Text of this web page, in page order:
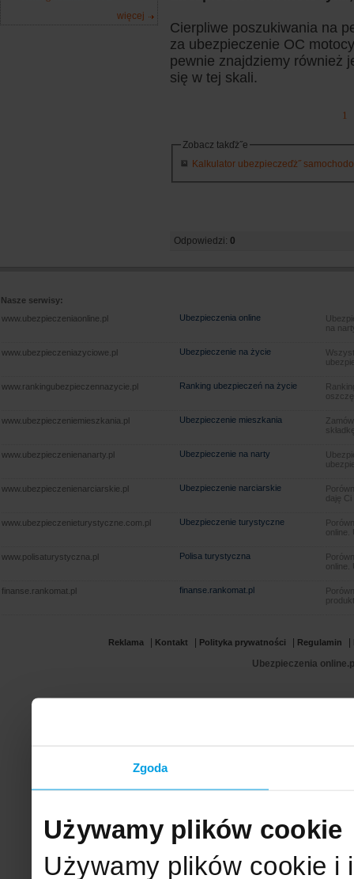
Zgoda
Używamy plików cookie
Używamy plików cookie i
więcej
Cierpliwe poszukiwania na
za ubezpieczenie OC
pewnie znajdziemy również
się w tej skali.
1
Zobacz takďż˝e
Kalkulator ubezpieczeďż˝
Odpowiedzi: 0
Nasze serwisy:
www.ubezpieczeniaonline.pl
Ubezpieczenia online
na
www.ubezpieczeniazyciowe.pl Ubezpieczenie na życie
www.rankingubezpieczennazycie.pl Ranking ubezpieczeń na życie
www.ubezpieczeniemieszkania.pl Ubezpieczenie mieszkania
www.ubezpieczenienanarty.pl Ubezpieczenie na narty
www.ubezpieczenienarciarskie.pl Ubezpieczenie narciarskie
daję
www.ubezpieczenieturystyczne.com.pl Ubezpieczenie turystyczne
www.polisaturystyczna.pl Polisa turystyczna
finanse.rankomat.pl finanse.rankomat.pl
Reklama Kontakt Polityka prywatności Regulamin
Ubezpieczenia